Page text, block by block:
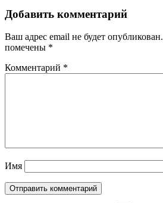
Добавить комментарий
Ваш адрес email не будет опубликован.
помечены *
Комментарий *
Имя